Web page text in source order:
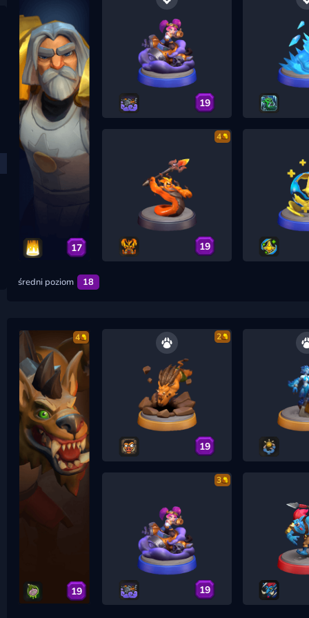
17
19
4
19
średni poziom 18
4
19
2
19
3
19